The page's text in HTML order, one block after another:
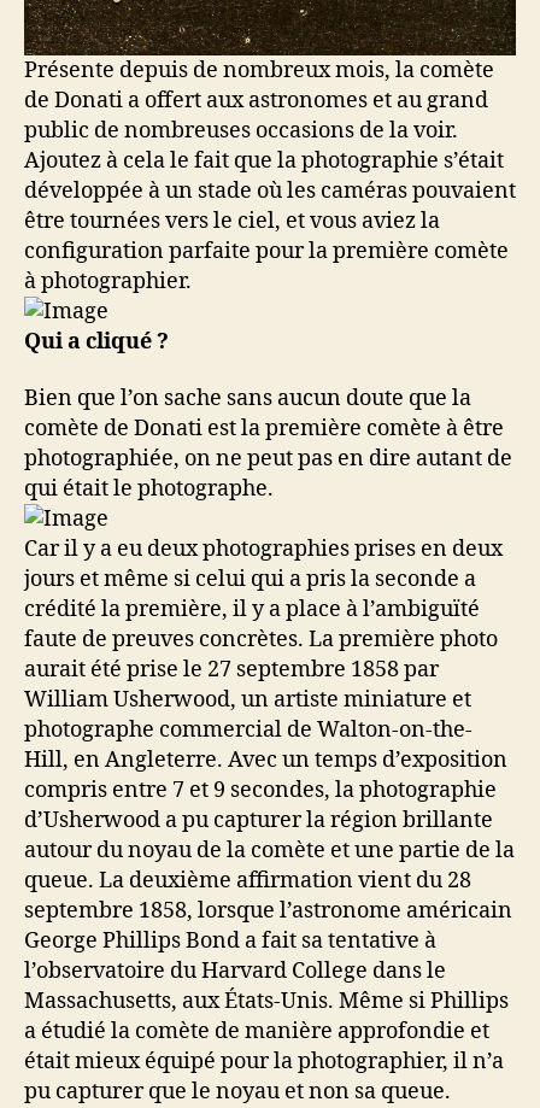
Présente depuis de nombreux mois, la comète
de Donati a offert aux astronomes et au grand
public de nombreuses occasions de la voir.
Ajoutez à cela le fait que la photographie s’était
développée à un stade où les caméras pouvaient
être tournées vers le ciel, et vous aviez la
configuration parfaite pour la première comète
à photographier.
Qui a cliqué ?
Bien que l’on sache sans aucun doute que la
comète de Donati est la première comète à être
photographiée, on ne peut pas en dire autant de
qui était le photographe.
Car il y a eu deux photographies prises en deux
jours et même si celui qui a pris la seconde a
crédité la première, il y a place à l’ambiguïté
faute de preuves concrètes. La première photo
aurait été prise le 27 septembre 1858 par
William Usherwood, un artiste miniature et
photographe commercial de Walton-on-the-
Hill, en Angleterre. Avec un temps d’exposition
compris entre 7 et 9 secondes, la photographie
d’Usherwood a pu capturer la région brillante
autour du noyau de la comète et une partie de la
queue. La deuxième affirmation vient du 28
septembre 1858, lorsque l’astronome américain
George Phillips Bond a fait sa tentative à
l’observatoire du Harvard College dans le
Massachusetts, aux États-Unis. Même si Phillips
a étudié la comète de manière approfondie et
était mieux équipé pour la photographier, il n’a
pu capturer que le noyau et non sa queue.